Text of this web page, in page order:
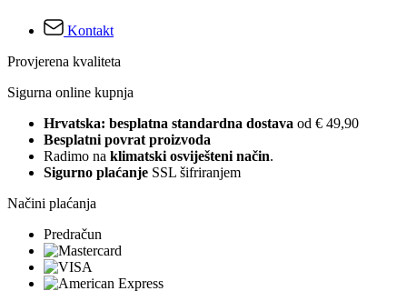
Kontakt
Provjerena kvaliteta
Sigurna online kupnja
Hrvatska: besplatna standardna dostava od € 49,90
Besplatni povrat proizvoda
Radimo na klimatski osviješteni način.
Sigurno plaćanje SSL šifriranjem
Načini plaćanja
Predračun